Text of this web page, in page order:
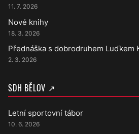
11. 7. 2026
Nové knihy
18. 3. 2026
Přednáška s dobrodruhem Luďkem
2. 3. 2026
SDH BĚLOV ↗
Letní sportovní tábor
10. 6. 2026